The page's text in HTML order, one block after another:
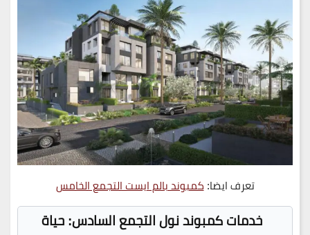
تعرف ايضا:كمبوند بالم ايست التجمع الخامس
خدمات كمبوند نول التجمع السادس: حياة